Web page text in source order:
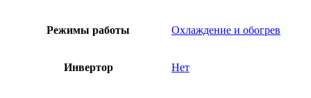
Режимы работы Охлаждение и обогрев
Инвертор Нет